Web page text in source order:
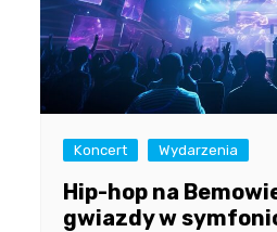
Koncert Wydarzenia
Hip-hop na
gwiazdy w